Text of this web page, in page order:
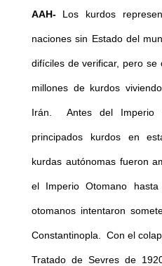
AAH-Los kurdos
naciones sin Estado del
difíciles de verificar, pero
millones de kurdos
Irán. Antes del Imperio
principados kurdos en
kurdas autónomas fueron
el Imperio Otomano
otomanos intentaron
Constantinopla. Con el
Tratado de Sevres de